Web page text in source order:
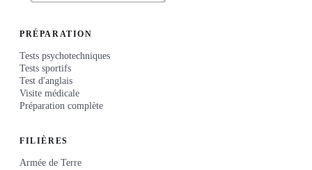
PRÉPARATION
Tests psychotechniques
Tests sportifs
Test d'anglais
Visite médicale
Préparation complète
FILIÈRES
Armée de Terre